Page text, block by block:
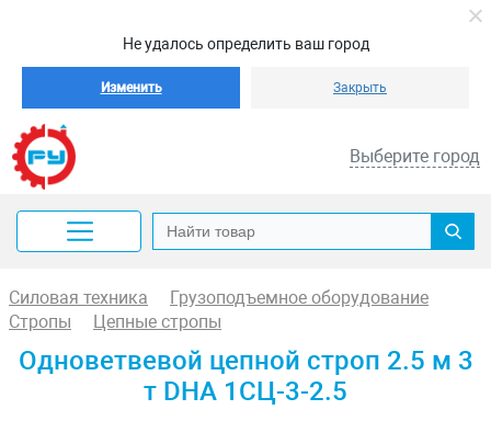
Не удалось определить ваш город
Изменить Закрыть
Выберите город
Силовая техника
Грузоподъемное оборудование
Стропы
Цепные стропы
Одноветвевой цепной строп 2.5 м 3
т DHA 1СЦ-3-2.5